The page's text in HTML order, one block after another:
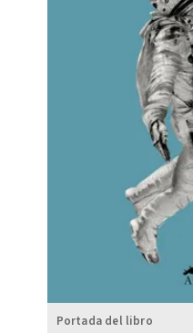
Portada del libro